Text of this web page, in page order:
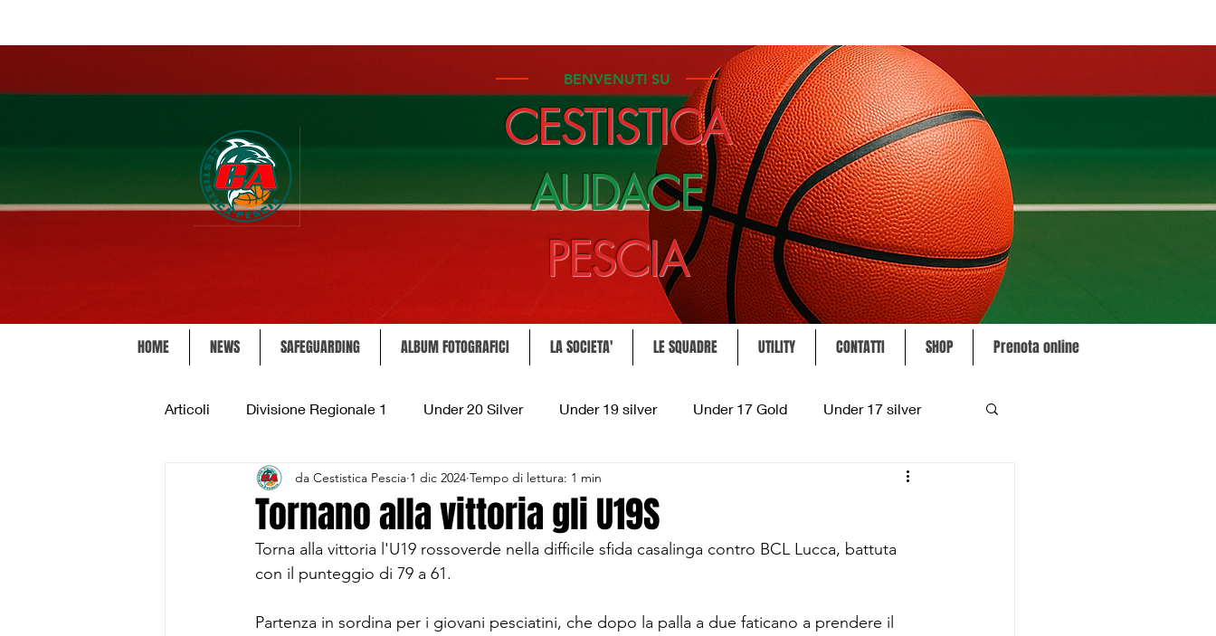
BENVENUTI SU
CESTISTICA
AUDACE
PESCIA
HOME NEWS SAFEGUARDING ALBUM FOTOGRAFICI LA SOCIETA' LE SQUADRE UTILITY CONTATTI SHOP Prenota online
Articoli Divisione Regionale 1 Under 20 Silver Under 19 silver Under 17 Gold Under 17 silver
Under 15 Silver Under 14 Silver Under 13 Silver
CSI Juniores CSI Under 13 Divisione Regionale 3 CSI Allievi
Tornano alla vittoria gli U19S
da Cestistica Pescia 1 dic 2024 Tempo di lettura: 1 min
Torna alla vittoria l'U19 rossoverde nella difficile sfida casalinga contro BCL Lucca, battuta
con il punteggio di 79 a 61.
Partenza in sordina per i giovani pesciatini, che dopo la palla a due faticano a prendere il